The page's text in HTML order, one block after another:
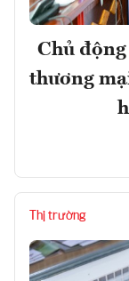
Chủ động
thương
Thị trường